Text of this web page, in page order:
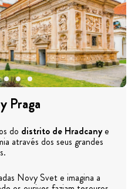
Praga
do distrito de Hradcanye
através dos seus grandes
Novy Svet e imagina a